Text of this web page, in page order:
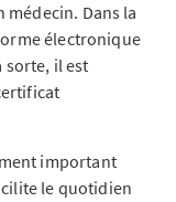
médecin. Dans la
électronique
sorte, il est
important
le quotidien